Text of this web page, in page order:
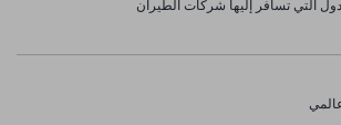
التي تسافر إليها شركات الطيران